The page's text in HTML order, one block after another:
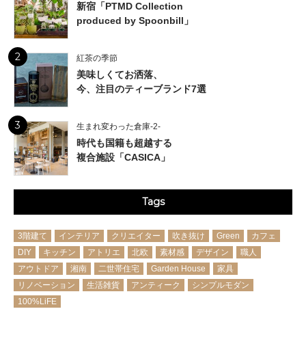
新宿「PTMD Collection
produced by Spoonbill」
2 紅茶の季節
美味しくてお洒落、
今、注目のティーブランド7選
3 生まれ変わった倉庫-2-
時代も国籍も超越する
複合施設「CASICA」
Tags
3階建て インテリア クリエイター 吹き抜け Green
カフェ
DIY
キッチン アトリエ 北欧 素材感 デザイン
職人
アウトドア
湘南 二世帯住宅 Garden House
家具
リノベーション
生活雑貨 アンティーク
シンプルモダン
100%LiFE